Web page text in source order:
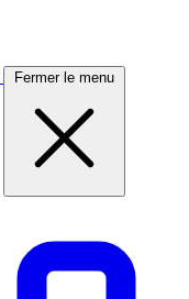
Fermer le menu